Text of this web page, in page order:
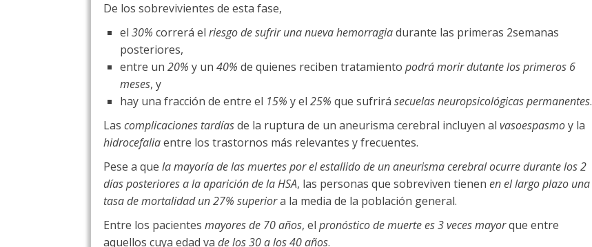
De los sobrevivientes de esta fase,
el 30% correrá el riesgo de sufrir una nueva hemorragiadurante las primeras 2semanas
posteriores,
entre un 20% y un 40% de quienes reciben tratamiento podrá morir dutante los primeros 6
meses, y
hay una fracción de entre el 15% y el 25% que sufrirá secuelas neuropsicológicas permanentes.
Las complicaciones tardíasde la ruptura de un aneurisma cerebral incluyen al vasoespasmoy la
hidrocefaliaentre los trastornos más relevantes y frecuentes.
Pese a que la mayoría de las muertes por el estallido de un aneurisma cerebral ocurre durante los 2
días posteriores a la aparición de la HSA, las personas que sobreviven tienen en el largo plazo una
tasa de mortalidad un 27% superiora la media de la población general.
Entre los pacientes mayores de 70 años, el pronóstico de muerte es 3 veces mayorque entre
aquellos cuya edad va de los 30 a los 40 años.